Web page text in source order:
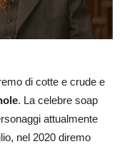
di cotte e crude e
. La celebre soap
attualmente
nel 2020 diremo